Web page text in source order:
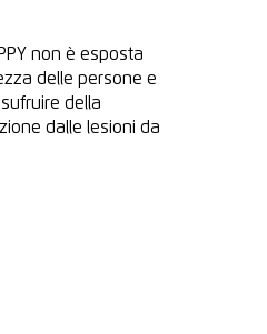
non è esposta
delle persone e
della
dalle lesioni da